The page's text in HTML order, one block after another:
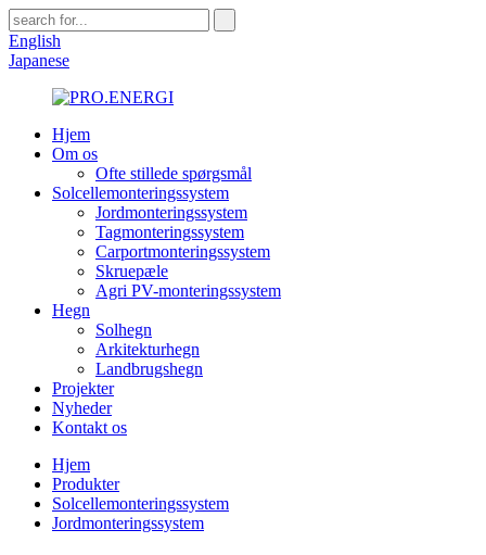
English
Japanese
Hjem
Om os
Ofte stillede spørgsmål
Solcellemonteringssystem
Jordmonteringssystem
Tagmonteringssystem
Carportmonteringssystem
Skruepæle
Agri PV-monteringssystem
Hegn
Solhegn
Arkitekturhegn
Landbrugshegn
Projekter
Nyheder
Kontakt os
Hjem
Produkter
Solcellemonteringssystem
Jordmonteringssystem